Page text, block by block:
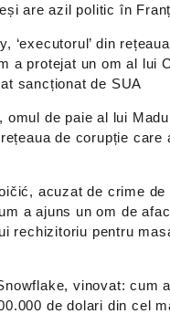
are azil politic în
‘executorul’ din
a protejat un om al lui
sancționat de SUA
omul de paie al lui
de corupție care
acuzat de crime de
a ajuns un om de
rechizitoriu pentru
vinovat: cum
de dolari din cel